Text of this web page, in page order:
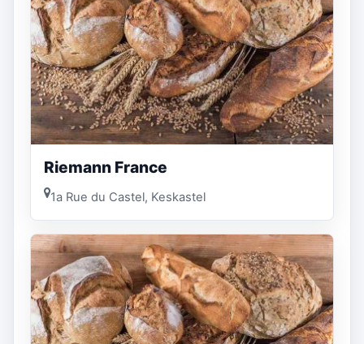
Riemann France
1a Rue du Castel, Keskastel